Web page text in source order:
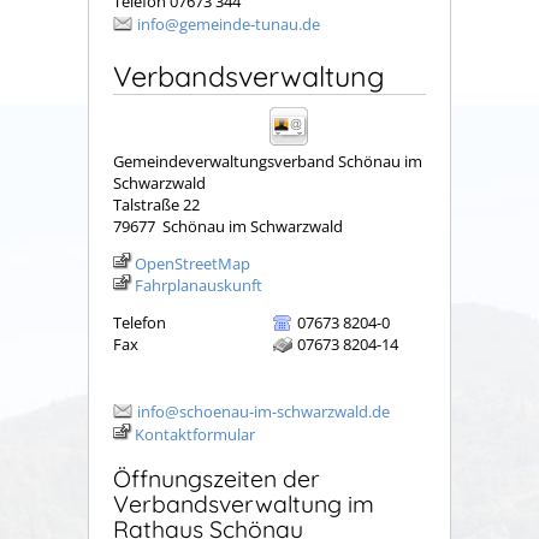
info@gemeinde-tunau.de
Verbandsverwaltung
Gemeindeverwaltungsverband Schönau im
Schwarzwald
Talstraße 22
79677 Schönau im Schwarzwald
OpenStreetMap
Fahrplanauskunft
Telefon
07673 8204-0
Fax
07673 8204-14
info@schoenau-im-schwarzwald.de
Kontaktformular
Öffnungszeiten der
Verbandsverwaltung im
Rathaus Schönau